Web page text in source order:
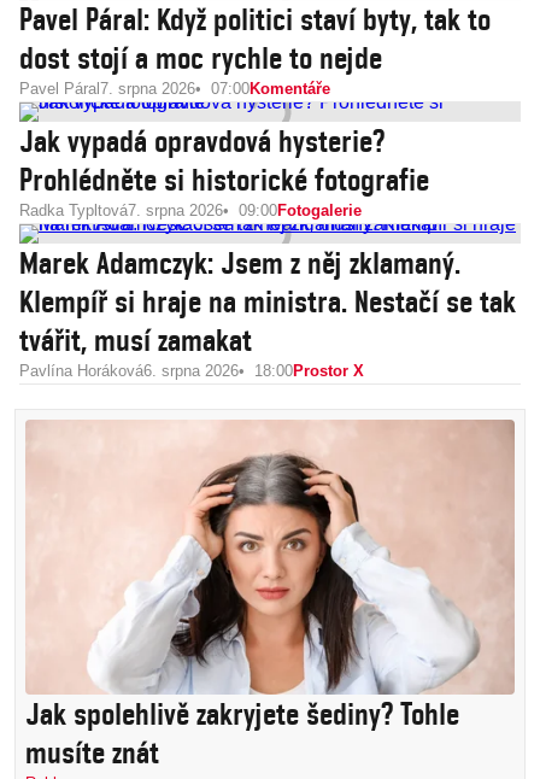
Pavel Páral: Když politici staví byty, tak to
dost stojí a moc rychle to nejde
Pavel Páral 7. srpna 2026 07:00Komentáře
Jak vypadá opravdová hysterie?
Prohlédněte si historické fotografie
Radka Typltová7. srpna 2026 09:00Fotogalerie
Marek Adamczyk: Jsem z něj zklamaný.
Klempíř si hraje na ministra. Nestačí se tak
tvářit, musí zamakat
Pavlína Horáková6. srpna 2026 18:00Prostor X
Jak spolehlivě zakryjete šediny? Tohle
musíte znát